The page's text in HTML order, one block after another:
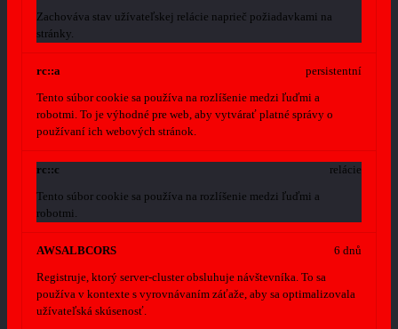
Zachováva stav užívateľskej relácie naprieč požiadavkami na
stránky.
rc::a
Tento súbor cookie sa používa na rozlíšenie medzi ľuďmi a
robotmi. To je výhodné pre web, aby vytvárať platné správy o
používaní ich webových stránok.
persistentní
rc::c
Tento súbor cookie sa používa na rozlíšenie medzi ľuďmi a
robotmi.
relácie
AWSALBCORS
Registruje, ktorý server-cluster obsluhuje návštevníka. To sa
používa v kontexte s vyrovnávaním záťaže, aby sa optimalizovala
užívateľská skúsenosť.
6 dnů